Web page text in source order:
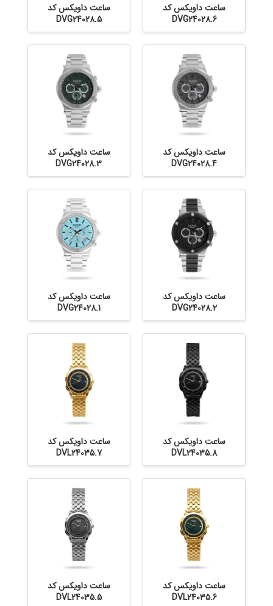
ساعت داویکس کد
DVG24028.6
ساعت داویکس کد
DVG24028.5
ساعت داویکس کد
DVG24028.4
ساعت داویکس کد
DVG24028.3
ساعت داویکس کد
DVG24028.2
ساعت داویکس کد
DVG24028.1
ساعت داویکس کد
DVL24035.8
ساعت داویکس کد
DVL24035.7
ساعت داویکس کد
DVL24035.6
ساعت داویکس کد
DVL24035.5